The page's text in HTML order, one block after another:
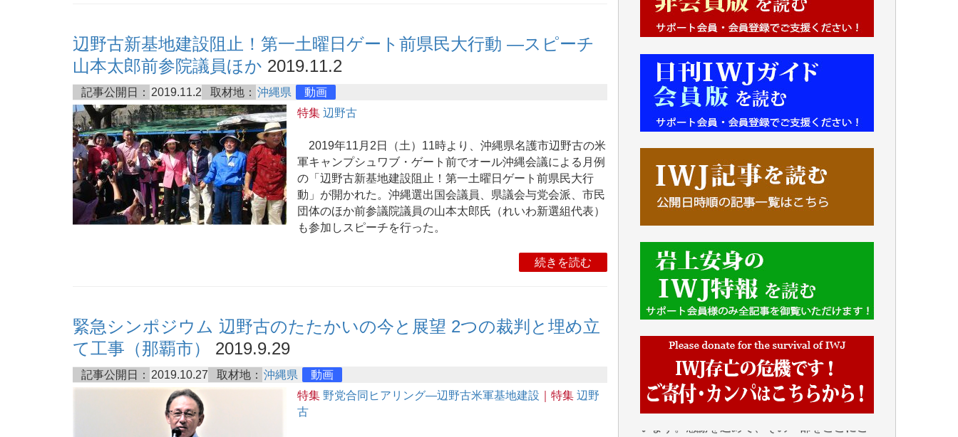
辺野古新基地建設阻止！第一土曜日ゲート前県民大行動 ―スピーチ
山本太郎前参院議員ほか 2019.11.2
記事公開日： 2019.11.2 取材地： 沖縄県
動画
特集 辺野古
2019年11月2日（土）11時より、沖縄県名護市辺野古の米
軍キャンプシュワブ・ゲート前でオール沖縄会議による月例
の「辺野古新基地建設阻止！第一土曜日ゲート前県民大行
動」が開かれた。沖縄選出国会議員、県議会与党会派、市民
団体のほか前参議院議員の山本太郎氏（れいわ新選組代表）
も参加しスピーチを行った。
続きを読む
緊急シンポジウム 辺野古のたたかいの今と展望 2つの裁判と埋め立
て工事（那覇市）
2019.9.29
記事公開日： 2019.10.27 取材地： 沖縄県
動画
特集 野党合同ヒアリング―辺野古米軍基地建設 ｜特集 辺野
古
■■■■■■
IWJには、ご寄付・カンパをいただいた方々
より、たくさんの応援のメッセージが届いて
います。感謝を込めて、その一部をここにご
紹介いたします。
■■■■■■